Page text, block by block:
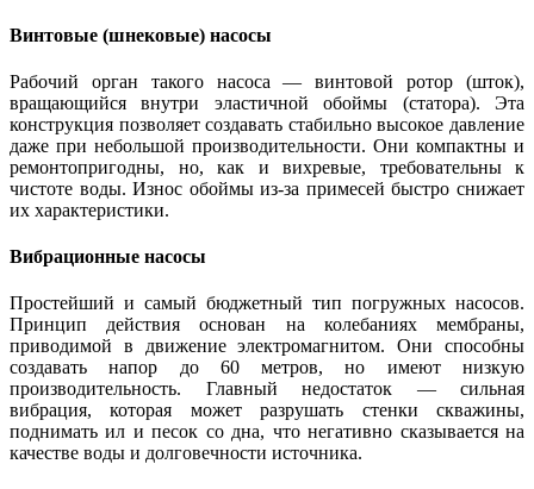
Винтовые (шнековые) насосы
Рабочий орган такого насоса — винтовой ротор (шток),
вращающийся внутри эластичной обоймы (статора). Эта
конструкция позволяет создавать стабильно высокое давление
даже при небольшой производительности. Они компактны и
ремонтопригодны, но, как и вихревые, требовательны к
чистоте воды. Износ обоймы из-за примесей быстро снижает
их характеристики.
Вибрационные насосы
Простейший и самый бюджетный тип погружных насосов.
Принцип действия основан на колебаниях мембраны,
приводимой в движение электромагнитом. Они способны
создавать напор до 60 метров, но имеют низкую
производительность. Главный недостаток — сильная
вибрация, которая может разрушать стенки скважины,
поднимать ил и песок со дна, что негативно сказывается на
качестве воды и долговечности источника.